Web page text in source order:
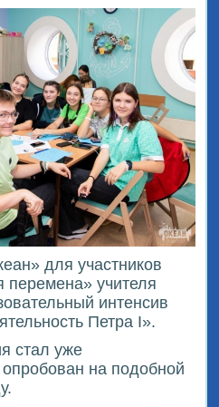
для участников
учителя
интенсив
Петра I».
стал уже
на подобной